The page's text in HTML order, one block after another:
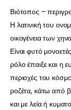
Βιότοπος –
Η λατινική του
οικογένεια των
Είναι φυτό
ρόλο έπαιξε και η
περιοχές του
ροζέτα, κάτω από
και με λεία ή